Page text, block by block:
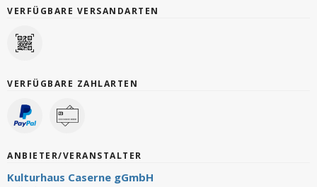
VERFÜGBARE VERSANDARTEN
VERFÜGBARE ZAHLARTEN
ANBIETER/VERANSTALTER
Kulturhaus Caserne gGmbH